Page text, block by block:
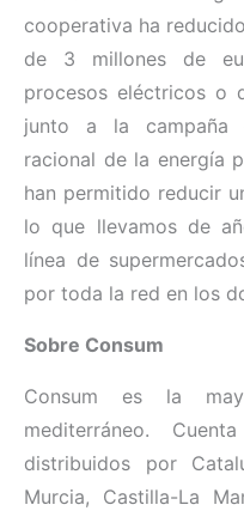
cooperativa ha
de 3 millones de
procesos eléctricos o
junto a la campaña
racional de la energía
han permitido reducir
lo que llevamos de
línea de
por toda la red en los
Sobre Consum
Consum es la
mediterráneo.
distribuidos por
Murcia, Castilla-La